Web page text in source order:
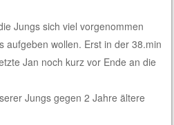
Jungs sich viel vorgenommen
aufgeben wollen. Erst in der 38.min
Jan noch kurz vor Ende an die
Jungs gegen 2 Jahre ältere